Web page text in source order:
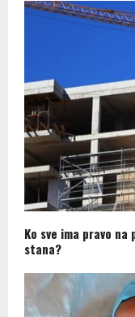
Ko sve ima pravo
stana?